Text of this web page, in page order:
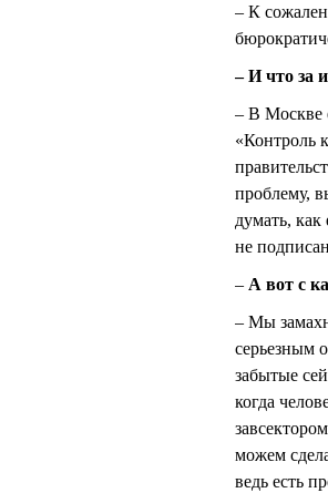
– К
– И что за
– В Москве
«Контроль
проблему,
думать,
не
– А вот с
– Мы
серьезным
забытые
когда
можем
ведь есть